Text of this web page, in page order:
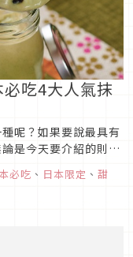
吃4大人氣抹
呢？如果要說最具有
是今天要介紹的則是
雖然口味都相同，但
茶罐裝布丁成為了
必吃 、 日本限定 、 甜